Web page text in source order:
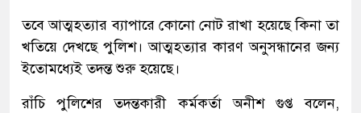
তবে আত্মহত্যার ব্যাপারে কোনো নোট রাখা হয়েছে কিনা তা
খতিয়ে দেখছে পুলিশ। আত্মহত্যার কারণ অনুসন্ধানের জন্য
ইতোমধ্যেই তদন্ত শুরু হয়েছে।
রাঁচি পুলিশের তদন্তকারী কর্মকর্তা অনীশ গুপ্ত বলেন,